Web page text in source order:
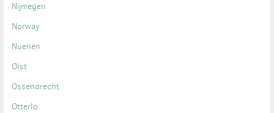
Nijmegen
Norway
Nuenen
Olst
Ossendrecht
Otterlo